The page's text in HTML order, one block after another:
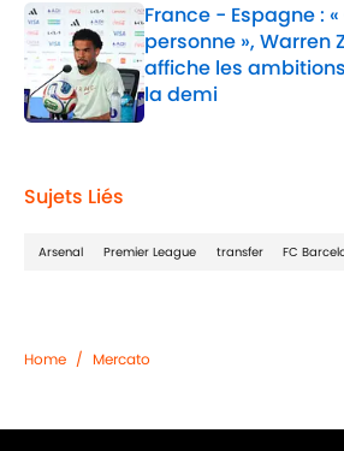
France - Espagne :
personne », Warren
affiche les
la demi
Published by on Invalid
Sujets Liés
Arsenal Premier League transfer FC
Home / Mercato